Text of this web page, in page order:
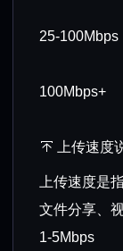
25-100Mbps
100Mbps+
上传速度
上传速度是
文件分享、
1-5Mbps